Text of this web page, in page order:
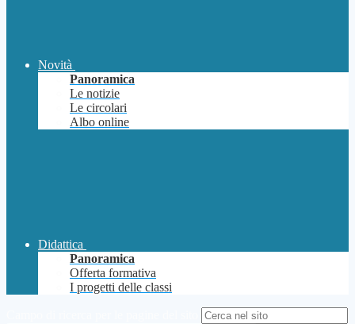
Novità
Panoramica
Le notizie
Le circolari
Albo online
Didattica
Panoramica
Offerta formativa
I progetti delle classi